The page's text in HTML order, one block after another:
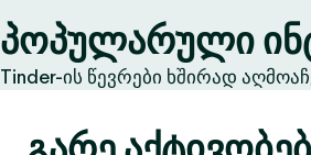
პოპულარული
Tinder-ის წევრები ხშირად